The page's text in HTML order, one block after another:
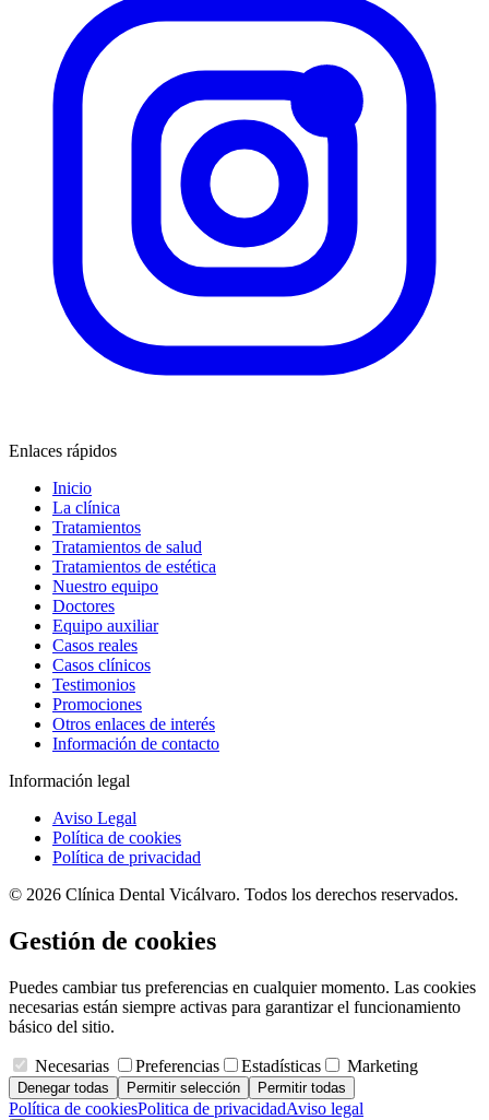
Enlaces rápidos
Inicio
La clínica
Tratamientos
Tratamientos de salud
Tratamientos de estética
Nuestro equipo
Doctores
Equipo auxiliar
Casos reales
Casos clínicos
Testimonios
Promociones
Otros enlaces de interés
Información de contacto
Información legal
Aviso Legal
Política de cookies
Política de privacidad
© 2026 Clínica Dental Vicálvaro. Todos los derechos reservados.
Gestión de cookies
Puedes cambiar tus preferencias en cualquier momento. Las cookies
necesarias están siempre activas para garantizar el funcionamiento
básico del sitio.
Necesarias Preferencias Estadísticas Marketing
Denegar todas Permitir selección Permitir todas
Política de cookiesPolitica de privacidadAviso legal